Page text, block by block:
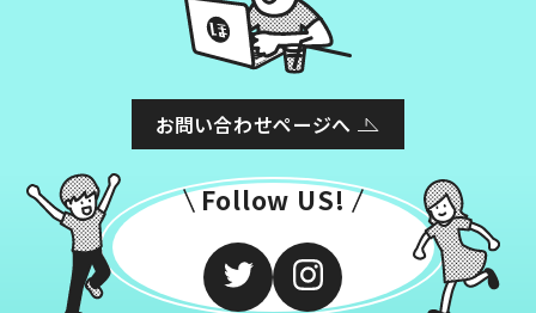
お問い合わせページへ
Follow US!